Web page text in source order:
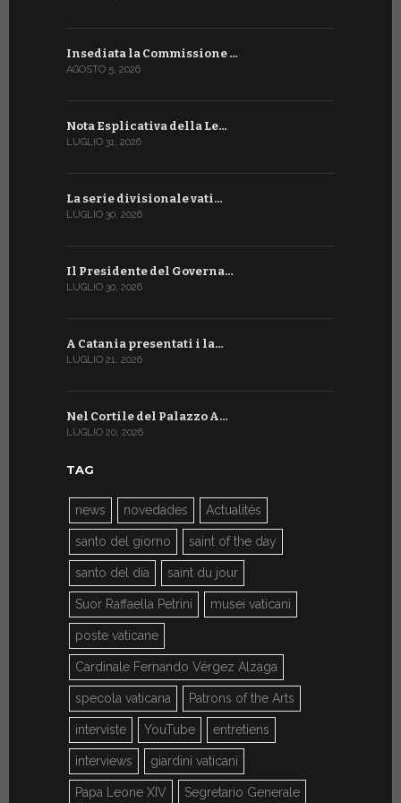
Insediata la Commissione …
AGOSTO 5, 2026
Nota Esplicativa della Le…
LUGLIO 31, 2026
La serie divisionale vati…
LUGLIO 30, 2026
Il Presidente del Governa…
LUGLIO 30, 2026
A Catania presentati i la…
LUGLIO 21, 2026
Nel Cortile del Palazzo A…
LUGLIO 20, 2026
TAG
news novedades Actualités
santo del giorno saint of the day
santo del día saint du jour
Suor Raffaella Petrini musei vaticani
poste vaticane
Cardinale Fernando Vérgez Alzaga
specola vaticana Patrons of the Arts
interviste YouTube entretiens
interviews giardini vaticani
Papa Leone XIV Segretario Generale